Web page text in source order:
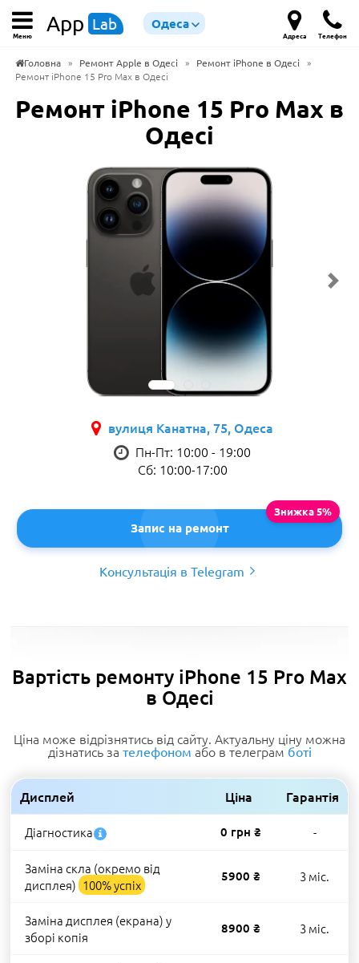
Меню App Lab Одеса
Адреса Телефон
Головна » Ремонт Apple в Одесі » Ремонт iPhone в Одесі
»
Ремонт iPhone 15 Pro Max в Одесі
Ремонт iPhone 15 Pro Max в
Одесі
вулиця Канатна, 75, Одеса
Пн-Пт: 10:00 - 19:00
Сб: 10:00-17:00
Запис на ремонт
Консультація в Telegram
Вартість ремонту iPhone 15 Pro Max
в Одесі
Ціна може відрізнятись від сайту. Актуальну ціну можна
дізнатись за телефоном або в телеграм боті
Дисплей Ціна Гарантія
Діагностика 0 грн ₴ -
Заміна скла (окремо від
дисплея) 100% успіх
5900 ₴ 3 міс.
Заміна дисплея (екрана) у
зборі копія
8900 ₴ 3 міс.